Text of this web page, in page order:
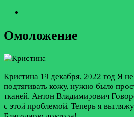
Омоложение
Кристина 19 декабря, 2022 год Я не
подтягивать кожу, нужно было
тканей. Антон Владимирович
с этой проблемой. Теперь я